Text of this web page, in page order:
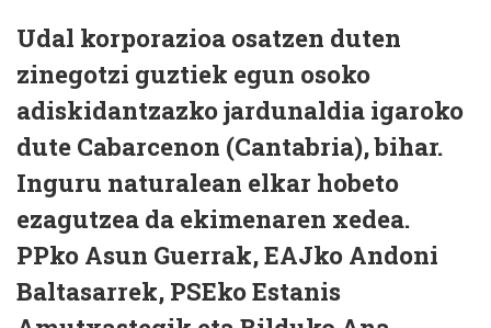
Udal korporazioa osatzen duten
zinegotzi guztiek egun osoko
adiskidantzazko jardunaldia igaroko
dute Cabarcenon (Cantabria), bihar.
Inguru naturalean elkar hobeto
ezagutzea da ekimenaren xedea.
PPko Asun Guerrak, EAJko Andoni
Baltasarrek, PSEkoEstanis